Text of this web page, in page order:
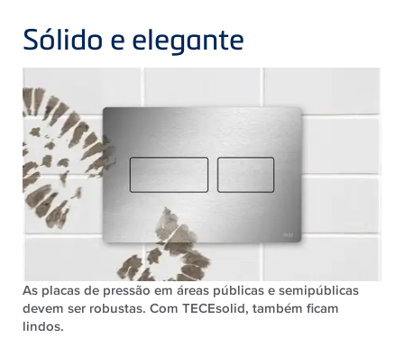
Sólido e elegante
As placas de pressão em áreas públicas e semipúblicas
devem ser robustas. Com TECEsolid, também ficam
lindos.